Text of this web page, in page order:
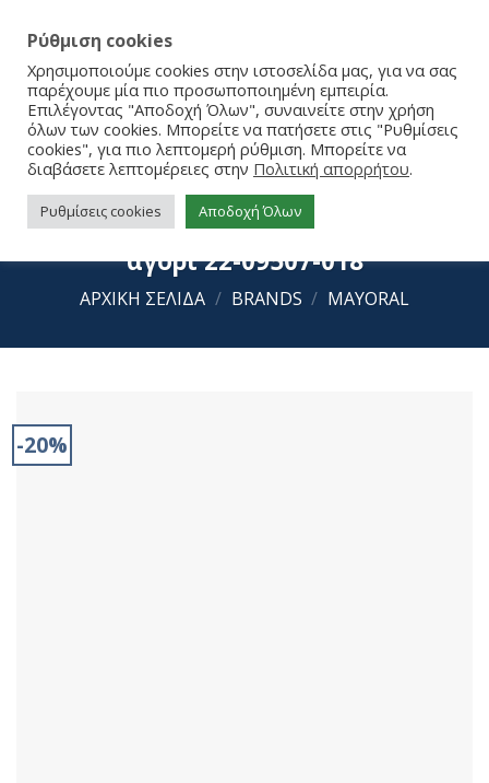
Mayoral Παπούτσια Αγκαλιάς για
αγόρι 22-09507-018
ΑΡΧΙΚΉ ΣΕΛΊΔΑ / BRANDS / MAYORAL
-20%
Ρύθμιση cookies
Χρησιμοποιούμε cookies στην ιστοσελίδα μας, για να σας
παρέχουμε μία πιο προσωποποιημένη εμπειρία.
Επιλέγοντας "Αποδοχή Όλων", συναινείτε στην χρήση
όλων των cookies. Μπορείτε να πατήσετε στις "Ρυθμίσεις
cookies", για πιο λεπτομερή ρύθμιση. Μπορείτε να
διαβάσετε λεπτομέρειες στην Πολιτική απορρήτου.
Ρυθμίσεις cookies Αποδοχή Όλων